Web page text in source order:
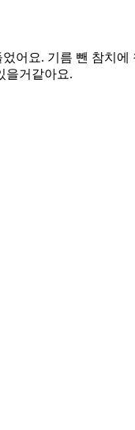
어요. 기름 뺀 참치
을거같아요.